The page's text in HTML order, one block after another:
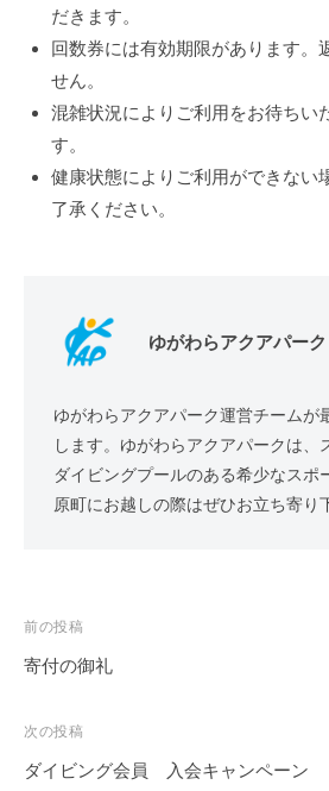
だきます。
回数券には有効期限があります。
せん。
混雑状況によりご利用をお待ちい
す。
健康状態によりご利用ができない
了承ください。
ゆがわらアクアパーク
ゆがわらアクアパーク運営チームが
します。ゆがわらアクアパークは、
ダイビングプールのある希少なスポ
原町にお越しの際はぜひお立ち寄り
投
稿
ビ
ゲ
前の投稿
寄付の御礼
次の投稿
ダイビング会員 入会キャンペーン